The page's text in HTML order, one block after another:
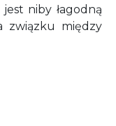
niby łagodną
związku między